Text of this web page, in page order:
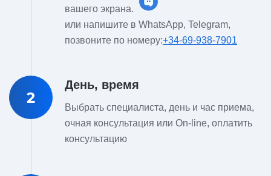
вашего экрана.
или напишите в WhatsApp, Telegram,
позвоните по номеру:+34-69-938-7901
2
День, время
Выбрать специалиста, день и час приема,
очная консультация или On-line, оплатить
консультацию